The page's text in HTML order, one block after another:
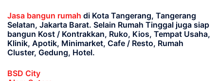
Jasa bangun rumah di Kota Tangerang, Tangerang
Selatan, Jakarta Barat. Selain Rumah Tinggal juga siap
bangun Kost / Kontrakkan, Ruko, Kios, Tempat Usaha,
Klinik, Apotik, Minimarket, Cafe / Resto, Rumah
Cluster, Gedung, Hotel.
BSD City